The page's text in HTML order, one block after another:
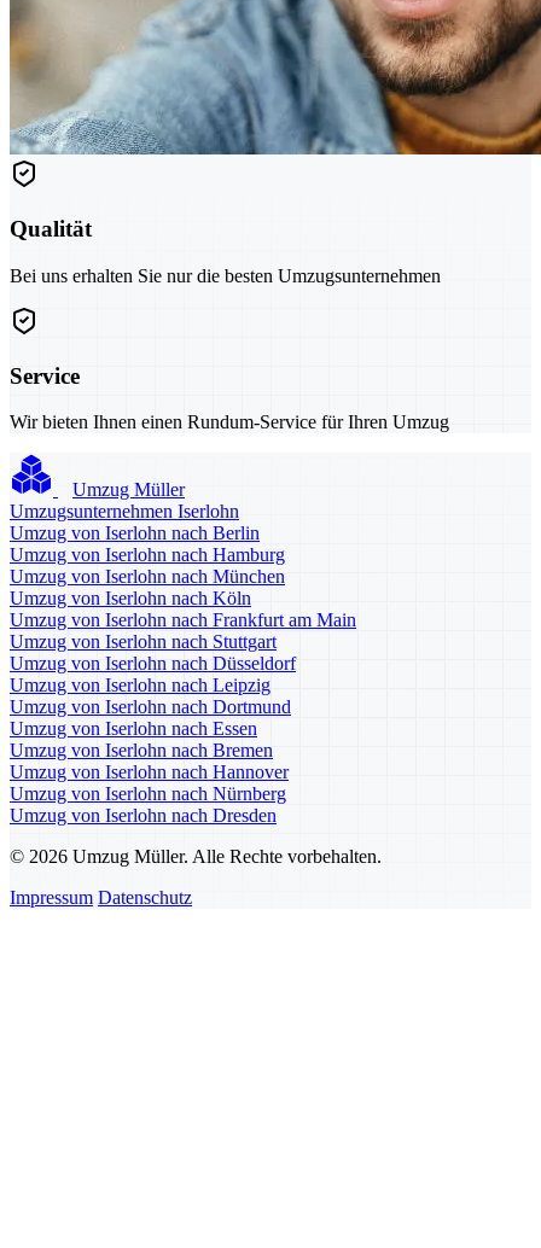
Qualität
Bei uns erhalten Sie nur die besten Umzugsunternehmen
Service
Wir bieten Ihnen einen Rundum-Service für Ihren Umzug
Umzug Müller
Umzugsunternehmen Iserlohn
Umzug von Iserlohn nach Berlin
Umzug von Iserlohn nach Hamburg
Umzug von Iserlohn nach München
Umzug von Iserlohn nach Köln
Umzug von Iserlohn nach Frankfurt am Main
Umzug von Iserlohn nach Stuttgart
Umzug von Iserlohn nach Düsseldorf
Umzug von Iserlohn nach Leipzig
Umzug von Iserlohn nach Dortmund
Umzug von Iserlohn nach Essen
Umzug von Iserlohn nach Bremen
Umzug von Iserlohn nach Hannover
Umzug von Iserlohn nach Nürnberg
Umzug von Iserlohn nach Dresden
© 2026 Umzug Müller. Alle Rechte vorbehalten.
Impressum Datenschutz